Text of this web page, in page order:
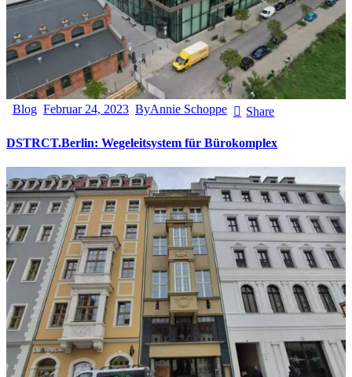
Blog Februar 24, 2023 ByAnnie Schoppe Share
DSTRCT.Berlin: Wegeleitsystem für Bürokomplex